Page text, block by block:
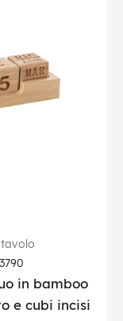
in bamboo
e cubi incisi